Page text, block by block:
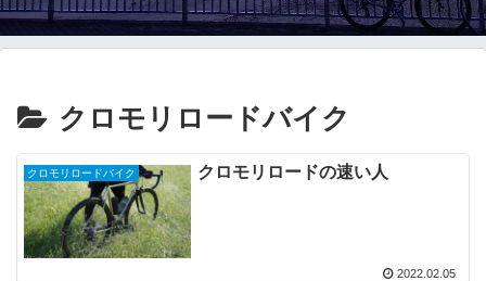
クロモリロードバイク
クロモリロードバイク クロモリロードの速い人
2022.02.05